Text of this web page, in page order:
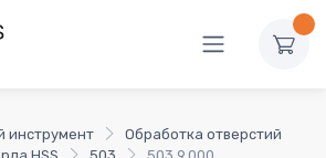
инструмент
Обработка отверстий
HSS
503 503 9.000